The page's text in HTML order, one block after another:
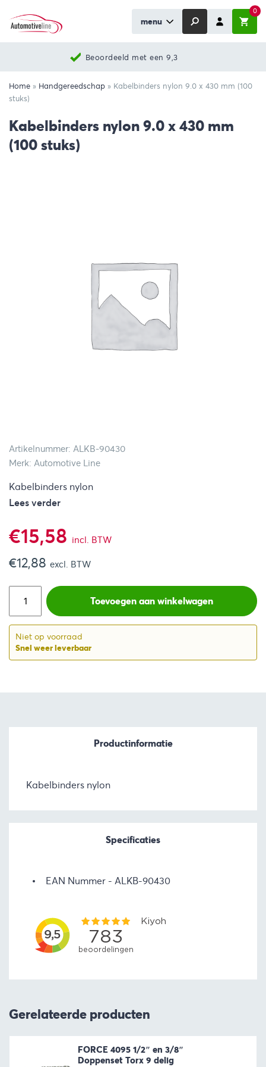
menu
0
Beoordeeld met een 9,3
Home » Handgereedschap » Kabelbinders nylon 9.0 x 430 mm (100
stuks)
Kabelbinders nylon 9.0 x 430 mm
(100 stuks)
Artikelnummer: ALKB-90430
Merk: Automotive Line
Kabelbinders nylon
Lees verder
€15,58 incl. BTW
€12,88 excl. BTW
Toevoegen aan winkelwagen
Niet op voorraad
Snel weer leverbaar
Productinformatie
Kabelbinders nylon
Specificaties
EAN Nummer ALKB-90430
Gerelateerde producten
FORCE 4095 1/2″ en 3/8″
Doppenset Torx 9 delig